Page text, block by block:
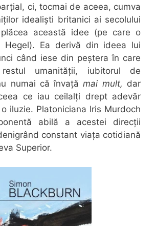
ci, tocmai de aceea, cumva
idealiști britanici ai secolului
această idee (pe care o
Hegel). Ea derivă din ideea lui
când iese din peștera în care
umanității, iubitorul de
numai că învață mai mult, dar
ce iau ceilalți drept adevăr
iluzie. Platoniciana Iris Murdoch
abilă a acestei direcții
constant viața cotidiană
Superior.